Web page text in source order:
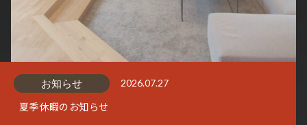
お知らせ 2026.07.27
夏季休暇のお知らせ